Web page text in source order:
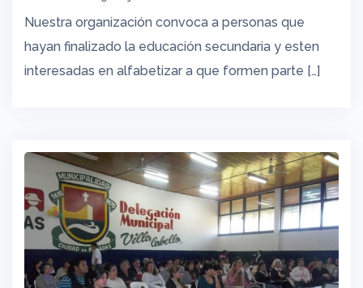
Nuestra organización convoca a personas que
hayan finalizado la educación secundaria y esten
interesadas en alfabetizar a que formen parte […]